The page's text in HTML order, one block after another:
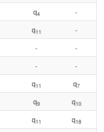
q4
-
q11
-
-
-
-
-
q11 q7
q9 q10
q11 q18